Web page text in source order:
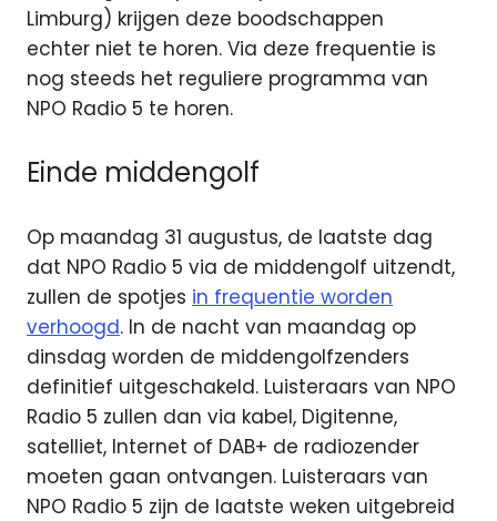
Limburg) krijgen deze boodschappen
echter niet te horen. Via deze frequentie is
nog steeds het reguliere programma van
NPO Radio 5 te horen.
Einde middengolf
Op maandag 31 augustus, de laatste dag
dat NPO Radio 5 via de middengolf uitzendt,
zullen de spotjes in frequentie worden
verhoogd. In de nacht van maandag op
dinsdag worden de middengolfzenders
definitief uitgeschakeld. Luisteraars van NPO
Radio 5 zullen dan via kabel, Digitenne,
satelliet, Internet of DAB+ de radiozender
moeten gaan ontvangen. Luisteraars van
NPO Radio 5 zijn de laatste weken uitgebreid